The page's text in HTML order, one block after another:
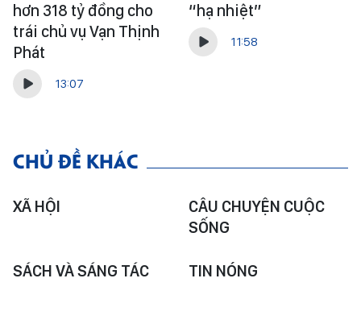
hơn 318 tỷ đồng cho
trái chủ vụ Vạn Thịnh
Phát
13:07
“hạ nhiệt”
11:58
CHỦ ĐỀ KHÁC
XÃ HỘI
CÂU CHUYỆN CUỘC
SỐNG
SÁCH VÀ SÁNG TÁC TIN NÓNG